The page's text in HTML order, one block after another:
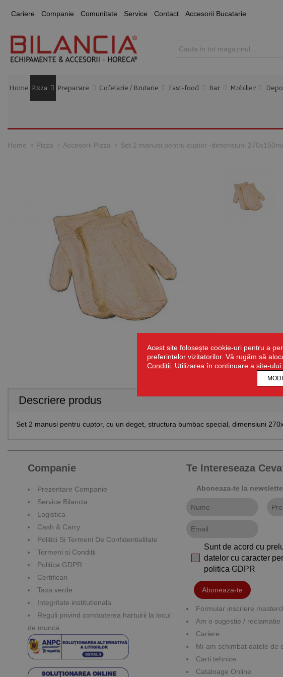
Acest site folosește cookie-uri pentru a
preferințelor vizitatorilor. Vă rugăm să
Condiții . Utilizarea în continuare a site-
Cariere Companie Comunitate Service Contact Accesorii Bucatarie
Home Pizza Preparare Cofetarie / Brutarie Fast-food Bar Mobilier
Home Pizza Accesorii Pizza Set 2 manusi pentru cuptor -dimensiuni
Descriere produs
Set 2 manusi pentru cuptor, cu un deget, structura bumbac special, dimensiuni
Companie
Prezentare Companie
Service Bilancia
Logistica
Cash & Carry
Politici Si Termeni De Confidentialitate
Termeni si Conditii
Politica GDPR
Certificari
Taxa verde
Integritate institutionala
Reguli privind combaterea hartuirii la locul
de munca
Te Intereseaza
Aboneaza-te la
Sunt de acord cu
datelor cu caracter
politica GDPR
Aboneaza-te
Formular inscriere
Am o sugestie / reclamatie
Cariere
Mi-am schimbat datele de
Carti tehnice
Cataloage Online